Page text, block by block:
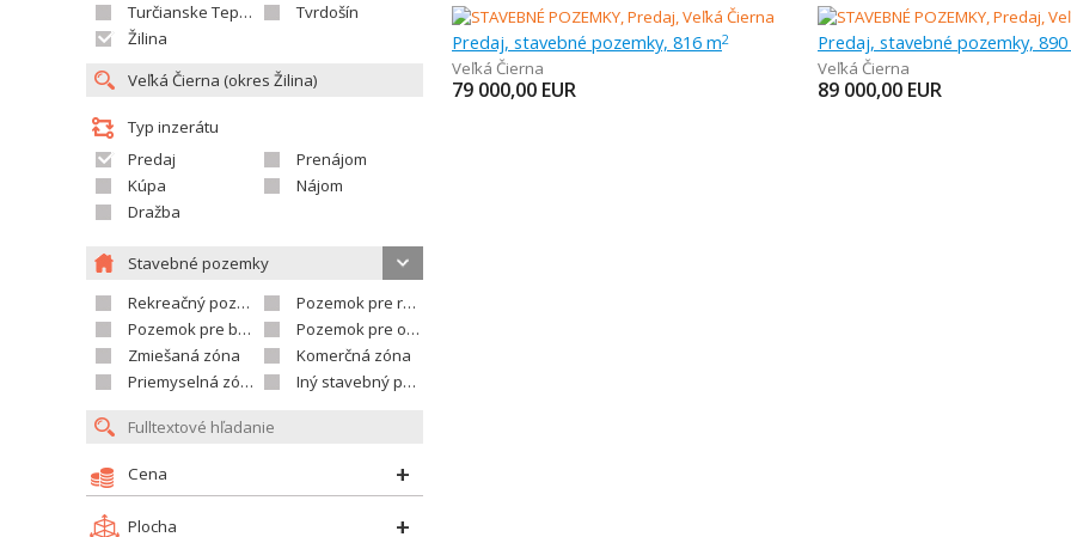
Turčianske Teplice
Tvrdošín
Žilina
Typ inzerátu
Predaj
Prenájom
Kúpa
Nájom
Dražba
Stavebné pozemky
Rekreačný pozemok
Pozemok pre rodinné domy
Pozemok pre bytovú výstavbu
Pozemok pre občian.vybavenosť
Zmiešaná zóna
Komerčná zóna
Priemyselná zóna
Iný stavebný pozemok
Cena
Plocha
Predaj, stavebné pozemky, 816 m2
Veľká Čierna
79 000,00 EUR
Predaj, stavebné pozemky,
Veľká Čierna
89 000,00 EUR